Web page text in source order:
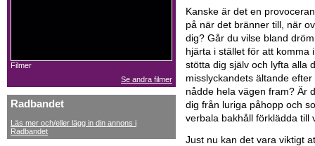
Filmer
Se andra filmer
Radbandet
Läs mer och/eller lägg in din annons i
Radbandet
Kanske är det en
på när det bränner till, när
dig? Går du vilse bland
hjärta i stället för att komma
stötta dig själv och lyfta alla
misslyckandets ältande
nådde hela vägen fram? Är
dig från luriga påhopp och
verbala bakhåll förklädda till
Just nu kan det vara viktigt